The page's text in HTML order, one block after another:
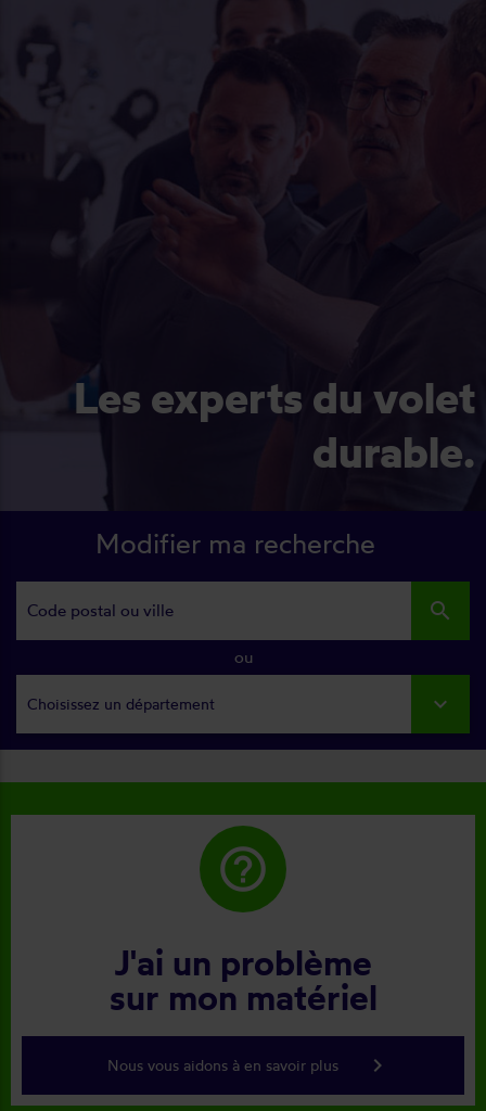
Les experts du volet
durable.
Modifier ma recherche
search
ou
Choisissez un département
help_outline
J'ai un problème
sur mon matériel
Nous vous aidons à en savoir plus keyboard_arrow_right